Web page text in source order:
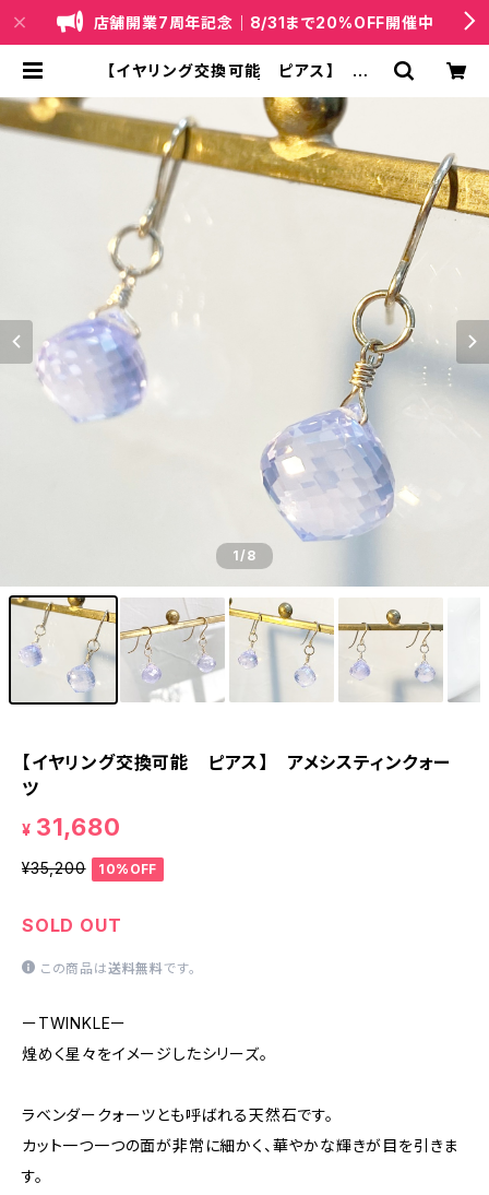
店舗開業7周年記念｜8/31まで20%OFF開催中
【イヤリング交換可能 ピアス】 アメ
ーズジュエリー｜lapis（ラピス）
1/8
【イヤリング交換可能 ピアス】 アメシスティンクォー
ツ
¥ 31,680
¥35,200 10%OFF
SOLD OUT
この商品は送料無料です。
ーTWINKLEー
煌めく星々をイメージしたシリーズ。
ラベンダークォーツとも呼ばれる天然石です。
カット一つ一つの面が非常に細かく、華やかな輝きが目を引きま
す。